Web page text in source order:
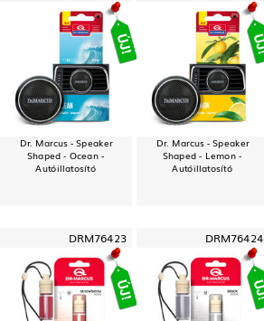
Dr. Marcus - Speaker
Shaped - Ocean -
Autóillatosító
Dr. Marcus - Speaker
Shaped - Lemon -
Autóillatosító
DRM76423 DRM76424